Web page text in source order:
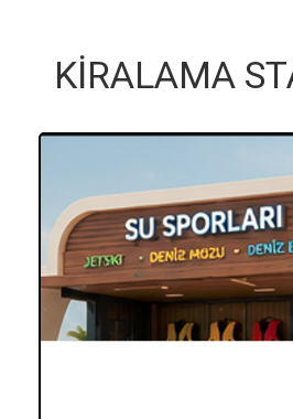
KİRALAMA